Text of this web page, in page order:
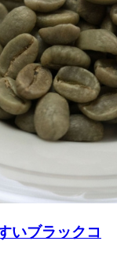
いブラックコ